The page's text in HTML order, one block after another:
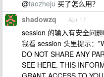
@taozheju 买了怎么用？
shadowzq Apr 17
session 的输入有安全问题
我看 session 头里提示：
DO NOT SHARE ANY
SEE HERE. THIS